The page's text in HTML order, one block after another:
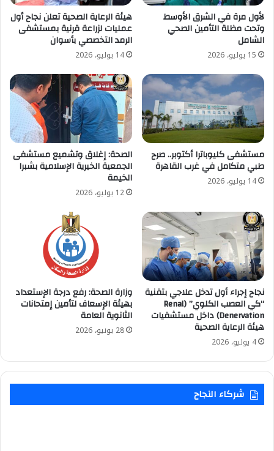
لأول مرة في الشرق الأوسط
وتحت مظلة التأمين الصحي
الشامل
15 يوليو، 2026
هيئة الرعاية الصحية تعلن نجاح أول
عمليات لزراعة قرنية بمستشفى
الرمد التخصصي بأسوان
14 يوليو، 2026
مستشفى كليوباترا أكتوبر.. صرح
طبي متكامل في غرب القاهرة
14 يوليو، 2026
الصحة: إغلاق وتشميع مستشفى
الجمعية الخيرية الإسلامية بشبرا
الخيمة
12 يوليو، 2026
نجاح إجراء أول تدخل علاجي بتقنية
“كي العصب الكلوي” (Renal
Denervation) داخل مستشفيات
هيئة الرعاية الصحية
4 يوليو، 2026
وزارة الصحة: رفع درجة الإستعداد
بهيئة الإسعاف لتأمين إمتحانات
الثانوية العامة
28 يونيو، 2026
شركاء النجاح